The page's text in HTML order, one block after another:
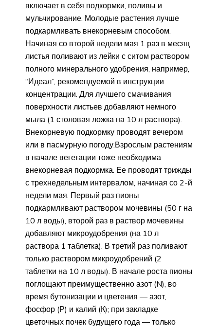
включает в себя подкормки, поливы и
мульчирование. Молодые растения лучше
подкармливать внекорневым способом.
Начиная со второй недели мая 1 раз в месяц
листья поливают из лейки с ситом раствором
полного минерального удобрения, например,
“Идеал”, рекомендуемой в инструкции
концентрации. Для лучшего смачивания
поверхности листьев добавляют немного
мыла (1 столовая ложка на 10 л раствора).
Внекорневую подкормку проводят вечером
или в пасмурную погоду.Взрослым растениям
в начале вегетации тоже необходима
внекорневая подкормка. Ее проводят трижды
с трехнедельным интервалом, начиная со 2-й
недели мая. Первый раз пионы
подкармливают раствором мочевины (50 г на
10 л воды), второй раз в раствор мочевины
добавляют микроудобрения (на 10 л
раствора 1 таблетка). В третий раз поливают
только раствором микроудобрений (2
таблетки на 10 л воды). В начале роста пионы
поглощают преимущественно азот (N); во
время бутонизации и цветения — азот,
фосфор (Р) и калий (К); при закладке
цветочных почек будущего года — только